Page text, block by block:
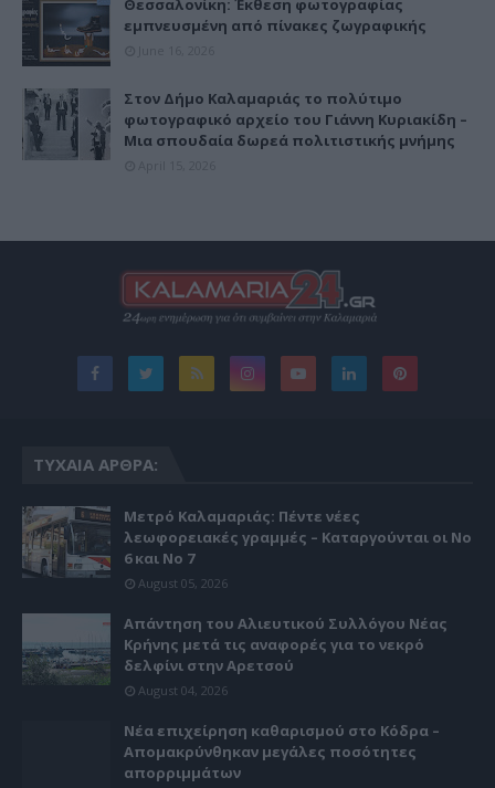
Θεσσαλονίκη: Έκθεση φωτογραφίας
εμπνευσμένη από πίνακες ζωγραφικής
Στον Δήμο Καλαμαριάς το πολύτιμο
φωτογραφικό αρχείο του Γιάννη Κυριακίδη –
Μια σπουδαία δωρεά πολιτιστικής μνήμης
ΤΥΧΑΊΑ ΆΡΘΡΑ:
Μετρό Καλαμαριάς: Πέντε νέες
λεωφορειακές γραμμές – Καταργούνται οι Νο
6 και Νο 7
August 05, 2026
Απάντηση του Αλιευτικού Συλλόγου Νέας
Κρήνης μετά τις αναφορές για το νεκρό
δελφίνι στην Αρετσού
August 04, 2026
Νέα επιχείρηση καθαρισμού στο Κόδρα –
Απομακρύνθηκαν μεγάλες ποσότητες
απορριμμάτων